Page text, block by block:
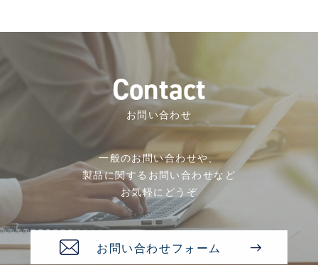
Contact
お問い合わせ
一般のお問い合わせや、
製品に関するお問い合わせなど
お気軽にどうぞ
お問い合わせフォーム